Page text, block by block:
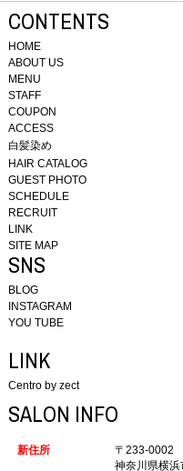
CONTENTS
HOME
ABOUT US
MENU
STAFF
COUPON
ACCESS
白髪染め
HAIR CATALOG
GUEST PHOTO
SCHEDULE
RECRUIT
LINK
SITE MAP
SNS
BLOG
INSTAGRAM
YOU TUBE
LINK
Centro by zect
SALON INFO
新住所
〒233-0002
神奈川県横